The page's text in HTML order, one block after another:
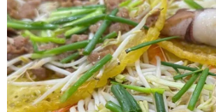
Một phiên họp của Hội đồng Giáo
(Nguồn:hdgsnn.gov.vn)
Hội đồng Giáo sư Nhà nước vừa
giao Quyết định và Giấy chứng
chuẩn chức danh giáo sư và phó